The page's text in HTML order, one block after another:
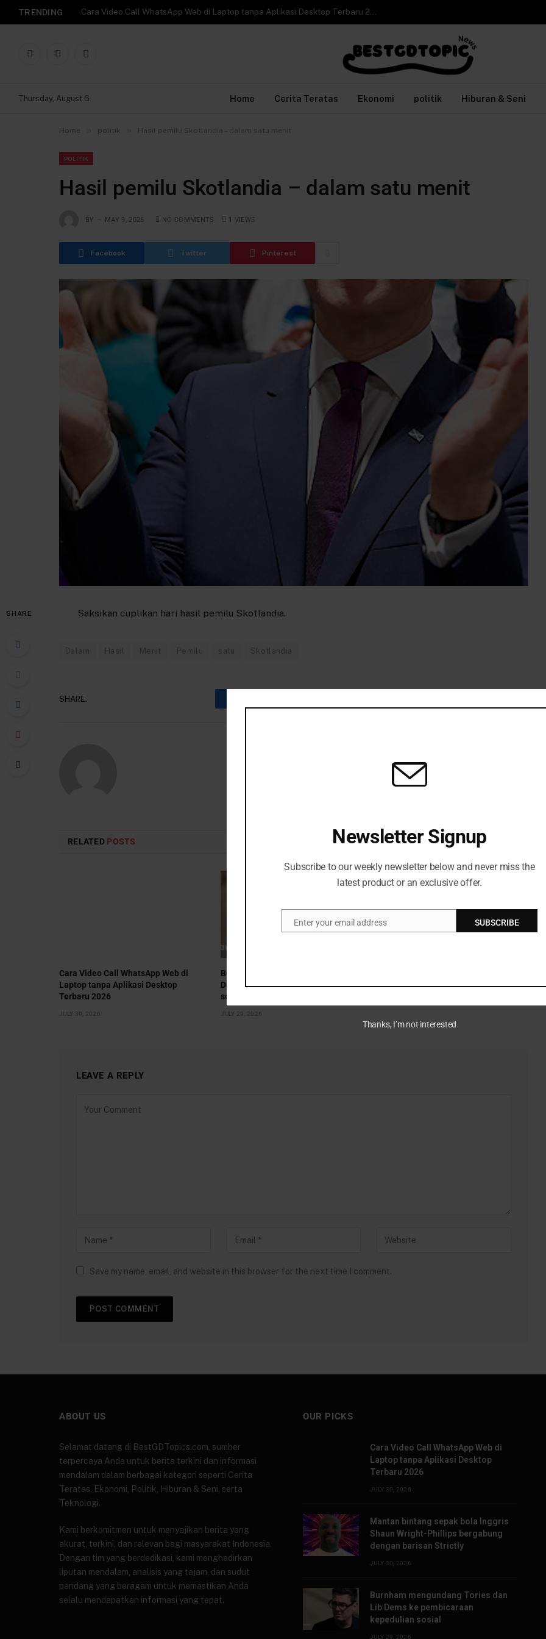
TRENDING Cara Video Call WhatsApp Web di Laptop tanpa Aplikasi Desktop Terbaru 2026
Facebook
X
Instagram
Thursday, August 6 Home Cerita Teratas Ekonomi politik Hiburan & Seni
Home politik Hasil pemilu Skotlandia – dalam satu menit
POLITIK
Hasil pemilu Skotlandia – dalam satu menit
BY MAY 9, 2026 NO COMMENTS 1 VIEWS
Facebook Twitter Pinterest
SHARE Saksikan cuplikan hari hasil pemilu Skotlandia.
Dalam Hasil Menit Pemilu satu Skotlandia
SHARE.
Facebook Twitter Pinterest LinkedIn Tumblr Telegram Email
RELATED POSTS
Cara Video Call WhatsApp Web di
Laptop tanpa Aplikasi Desktop
Terbaru 2026
JULY 30, 2026
Burnham mengundang Tories dan Lib
Dems ke pembicaraan kepedulian
sosial
JULY 29, 2026
sebagai ketua Partai Buruh
LEAVE A REPLY
Save my name, email, and website in this browser for the next time I comment.
ABOUT US
Selamat datang di BestGDTopics.com, sumber
terpercaya Anda untuk berita terkini dan informasi
mendalam dalam berbagai kategori seperti Cerita
Teratas, Ekonomi, Politik, Hiburan & Seni, serta
Teknologi.
Kami berkomitmen untuk menyajikan berita yang
akurat, terkini, dan relevan bagi masyarakat Indonesia.
Dengan tim yang berdedikasi, kami menghadirkan
liputan mendalam, analisis yang tajam, dan sudut
pandang yang beragam untuk memastikan Anda
selalu mendapatkan informasi yang tepat.
OUR PICKS
Cara Video Call WhatsApp Web di
Laptop tanpa Aplikasi Desktop
Terbaru 2026
JULY 30, 2026
Mantan bintang sepak bola Inggris
Shaun Wright-Phillips bergabung
dengan barisan Strictly
JULY 30, 2026
Burnham mengundang Tories dan
Lib Dems ke pembicaraan
kepedulian sosial
JULY 29, 2026
Newsletter Signup
Subscribe to our weekly newsletter below and never miss the
latest product or an exclusive offer.
EmailEnter your email address SUBSCRIBE
Thanks, I’m not interested